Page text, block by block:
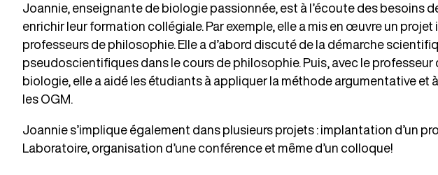
Joannie, enseignante de biologie passionnée, est à l’écoute des besoins
enrichir leur formation collégiale. Par exemple, elle a mis en œuvre un
professeurs de philosophie. Elle a d’abord discuté de la démarche
pseudoscientifiques dans le cours de philosophie. Puis, avec le
biologie, elle a aidé les étudiants à appliquer la méthode argumentative et
les OGM.
Joannie s’implique également dans plusieurs projets : implantation d’un
Laboratoire, organisation d’une conférence et même d’un colloque!